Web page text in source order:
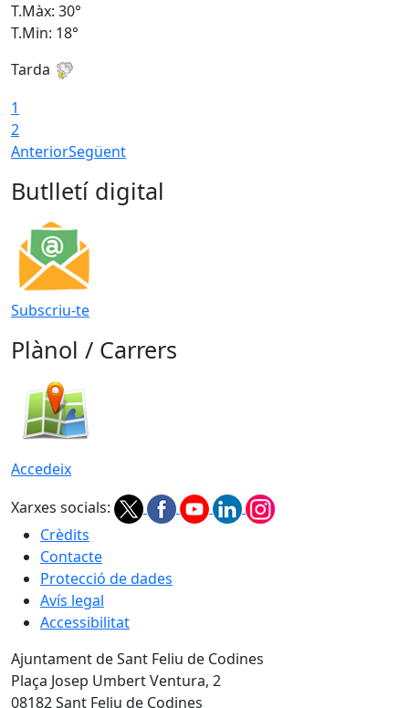
T.Màx: 30°
T.Min: 18°
Tarda
1
2
AnteriorSegüent
Butlletí digital
Subscriu-te
Plànol / Carrers
Accedeix
Xarxes socials:
Crèdits
Contacte
Protecció de dades
Avís legal
Accessibilitat
Ajuntament de Sant Feliu de Codines
Plaça Josep Umbert Ventura, 2
08182 Sant Feliu de Codines